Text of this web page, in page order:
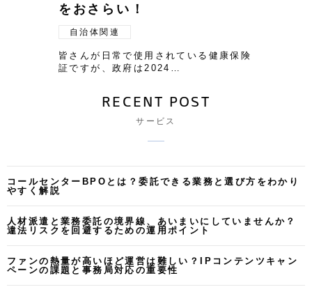
をおさらい！
自治体関連
皆さんが日常で使用されている健康保険
証ですが、政府は2024…
RECENT POST
サービス
コールセンターBPOとは？委託できる業務と選び方をわかり
やすく解説
人材派遣と業務委託の境界線、あいまいにしていませんか？
違法リスクを回避するための運用ポイント
ファンの熱量が高いほど運営は難しい？IPコンテンツキャン
ペーンの課題と事務局対応の重要性